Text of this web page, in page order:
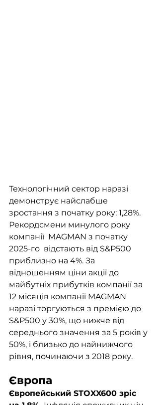
Технологічний сектор наразі
демонструє найслабше
зростання з початку року: 1,28%.
Рекордсмени минулого року
компанії  MAGMAN з початку
2025-го  відстають від S&P500
приблизно на 4%. За
відношенням ціни акції до
майбутніх прибутків компанії за
12 місяців компанії MAGMAN
наразі торгуються з премією до
S&P500 у 30%, що нижче від
середнього значення за 5 років у
50%, і близько до найнижчого
рівня, починаючи з 2018 року.
Європа
Європейський STOXX600 зріс